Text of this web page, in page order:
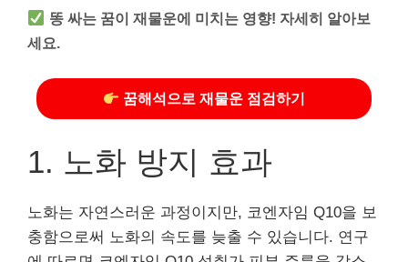
똥 싸는 꿈이 재물운에 미치는 영향! 자세히 알아보
세요.
꿈해석으로 재물운 점검하기
1. 노화 방지 효과
노화는 자연스러운 과정이지만, 코엔자임 Q10을 보
충함으로써 노화의 속도를 늦출 수 있습니다. 연구